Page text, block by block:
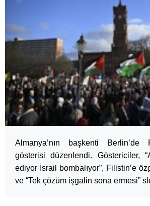
Almanya’nın başkenti Berlin’de
gösterisi düzenlendi. Göstericiler,
ediyor İsrail bombalıyor”, Filistin’e
ve “Tek çözüm işgalin sona ermesi”